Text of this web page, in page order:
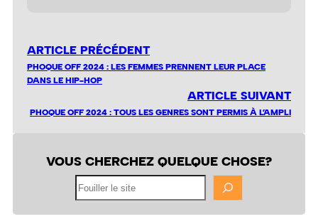
ARTICLE PRÉCÉDENT
PHOQUE OFF 2024 : LES FEMMES PRENNENT LEUR PLACE
DANS LE HIP-HOP
ARTICLE SUIVANT
PHOQUE OFF 2024 : TOUS LES GENRES SONT PERMIS À L’AMPLI
VOUS CHERCHEZ QUELQUE CHOSE?